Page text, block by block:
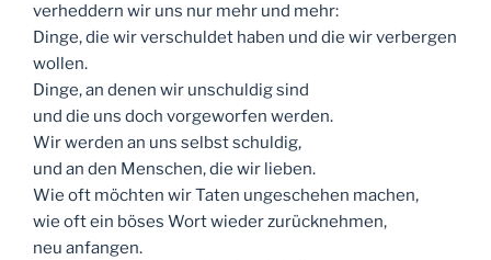
verheddern wir uns nur mehr und mehr:
Dinge, die wir verschuldet haben und die wir verbergen
wollen.
Dinge, an denen wir unschuldig sind
und die uns doch vorgeworfen werden.
Wir werden an uns selbst schuldig,
und an den Menschen, die wir lieben.
Wie oft möchten wir Taten ungeschehen machen,
wie oft ein böses Wort wieder zurücknehmen,
neu anfangen.